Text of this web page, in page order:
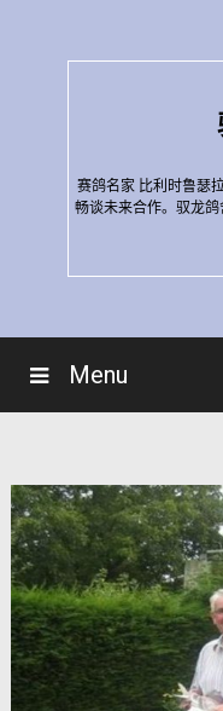
赛鸽名家 比利时鲁瑟
畅谈未来合作。驭龙
Menu